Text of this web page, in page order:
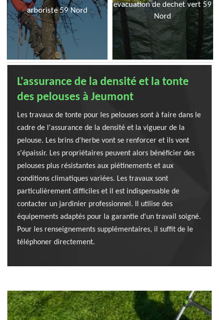
arboriste 59 Nord
evacuation de dechet vert 59
Nord
L'assurance de la densité et la tonte
des pelouses à Jeumont
Les travaux de tonte pour les pelouses sont à faire dans le
cadre de l'assurance de la densité et la vigueur de la
pelouse. Les brins d'herbe vont se renforcer et ils vont
s'épaissir. Les propriétaires peuvent alors bénéficier des
pelouses plus résistantes aux piétinements et aux
conditions climatiques variées. Les travaux sont
particulièrement difficiles et il est indispensable de
contacter un jardinier professionnel. Il utilise des
équipements adaptés pour la garantie d'un travail soigné.
Pour les renseignements supplémentaires, il suffit de le
téléphoner directement.